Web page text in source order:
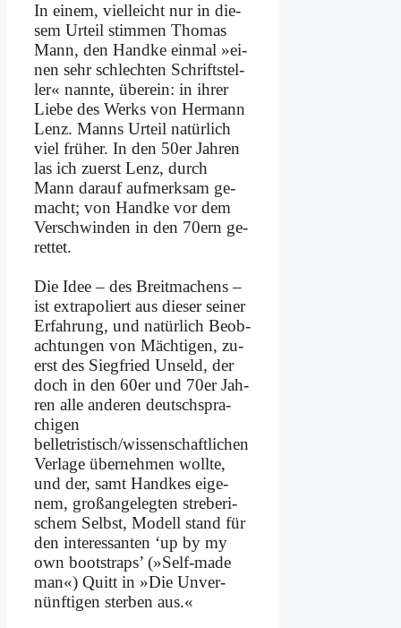
In ei­nem, viel­leicht nur in die­
sem Ur­teil stim­men Tho­mas
Mann, den Hand­ke ein­mal »ei­
nen sehr schlech­ten Schrift­stel­
ler« nann­te, über­ein: in ih­rer
Lie­be des Werks von Her­mann
Lenz. Manns Ur­teil na­tür­lich
viel frü­her. In den 50er Jah­ren
las ich zu­erst Lenz, durch
Mann dar­auf auf­merk­sam ge­
macht; von Hand­ke vor dem
Ver­schwin­den in den 70ern ge­
ret­tet.
Die Idee – des Breit­ma­chens –
ist ex­tra­po­liert aus die­ser sei­ner
Er­fah­rung, und na­tür­lich Be­ob­
ach­tun­gen von Mäch­ti­gen, zu­
erst des Sieg­fried Un­seld, der
doch in den 60er und 70er Jah­
ren al­le an­de­ren deutsch­spra­
chi­gen
belletristisch/wissenschaftlichen
Ver­la­ge über­neh­men woll­te,
und der, samt Hand­kes ei­ge­
nem, groß­an­ge­leg­ten stre­be­ri­
schem Selbst, Mo­dell stand für
den in­ter­es­san­ten ‘up by my
own boot­straps’ (»Self-ma­de
man«) Quitt in »Die Un­ver­
nünf­ti­gen ster­ben aus.«